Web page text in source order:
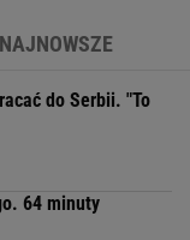
NAJNOWSZE
do Serbii. "To
64 minuty